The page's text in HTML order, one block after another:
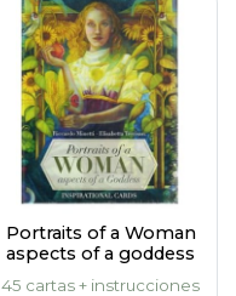
Portraits of a Woman
aspects of a goddess
45 cartas + instrucciones